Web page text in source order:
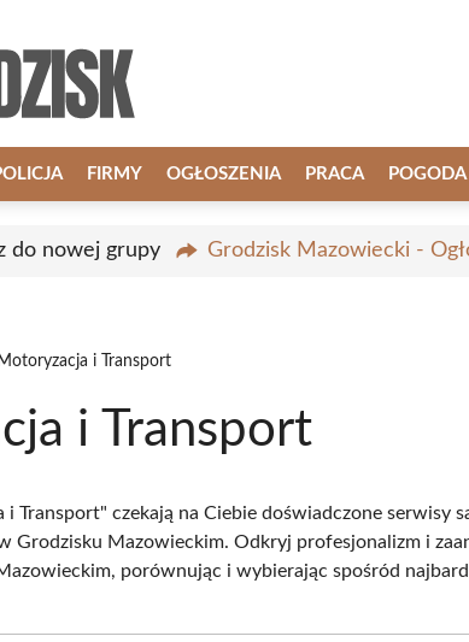
FIRMY OGŁOSZENIA PRACA POGODA
do nowej grupy Grodzisk Mazowiecki -
Motoryzacja i Transport
i Transport
Transport" czekają na Ciebie doświadczone serwisy
Grodzisku Mazowieckim. Odkryj profesjonalizm i
porównując i wybierając spośród